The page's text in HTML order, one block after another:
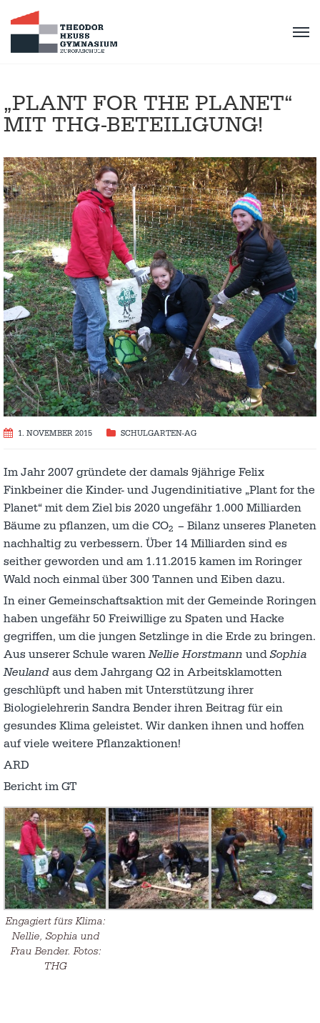
„PLANT FOR THE PLANET“
MIT THG-BETEILIGUNG!
1. NOVEMBER 2015 SCHULGARTEN-AG
Im Jahr 2007 gründete der damals 9jährige Felix
Finkbeiner die Kinder- und Jugendinitiative „Plant for the
Planet“ mit dem Ziel bis 2020 ungefähr 1.000 Milliarden
Bäume zu pflanzen, um die CO2 – Bilanz unseres Planeten
nachhaltig zu verbessern. Über 14 Milliarden sind es
seither geworden und am 1.11.2015 kamen im Roringer
Wald noch einmal über 300 Tannen und Eiben dazu.
In einer Gemeinschaftsaktion mit der Gemeinde Roringen
haben ungefähr 50 Freiwillige zu Spaten und Hacke
gegriffen, um die jungen Setzlinge in die Erde zu bringen.
Aus unserer Schule warenNellie Horstmann undSophia
Neuland aus dem Jahrgang Q2 in Arbeitsklamotten
geschlüpft und haben mit Unterstützung ihrer
Biologielehrerin Sandra Bender ihren Beitrag für ein
gesundes Klima geleistet. Wir danken ihnen und hoffen
auf viele weitere Pflanzaktionen!
ARD
Bericht im GT
Engagiert fürs Klima:
Nellie, Sophia und
Frau Bender. Fotos:
THG